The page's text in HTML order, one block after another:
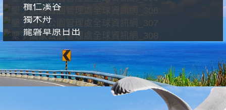
欖仁溪谷
獨木舟
龍磐草原日出